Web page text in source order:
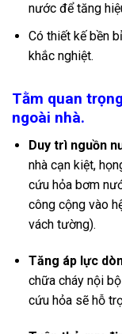
nước để tăng
Có thiết kế bền
khắc nghiệt.
Tằm quan
ngoài nhà.
Duy trì nguồn
nhà cạn kiệt,
cứu hỏa bơm
công cộng vào
vách tường).
Tăng áp lực
chữa cháy nội
cứu hỏa sẽ hỗ